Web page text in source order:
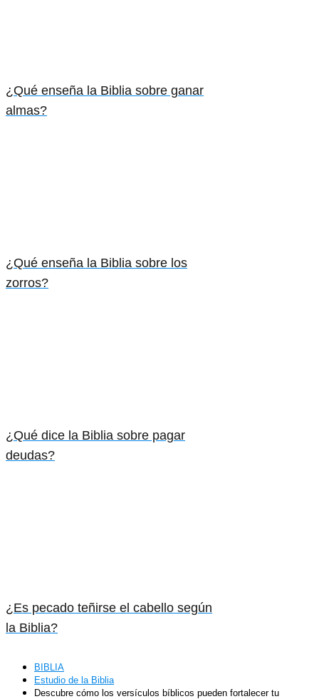
¿Qué enseña la Biblia sobre ganar
almas?
¿Qué enseña la Biblia sobre los
zorros?
¿Qué dice la Biblia sobre pagar
deudas?
¿Es pecado teñirse el cabello según
la Biblia?
BIBLIA
Estudio de la Biblia
Descubre cómo los versículos bíblicos pueden fortalecer tu